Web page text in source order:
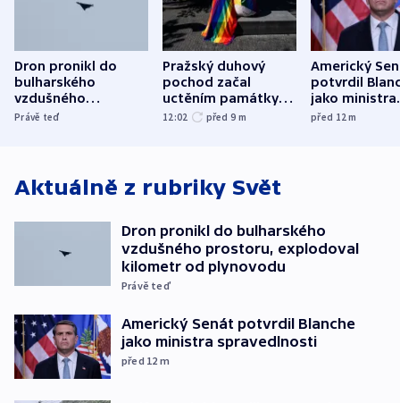
Dron pronikl do
bulharského
vzdušného
prostoru,
Právě teď
Pražský duhový
pochod začal
uctěním památky
obětí berlínského
12:02 před 9 m
Americký
potvrdil
jako ministra
před 12m
Aktuálně z rubriky Svět
Dron pronikl do bulharského
vzdušného prostoru, explodoval
kilometr od plynovodu
Právě teď
Americký Senát potvrdil Blanche
jako ministra spravedlnosti
před 12 m